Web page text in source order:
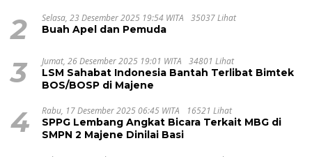
2 Selasa, 23 Desember 2025 19:54 WITA 35037 Lihat
Buah Apel dan Pemuda
3 Jumat, 26 Desember 2025 19:01 WITA 34801 Lihat
LSM Sahabat Indonesia Bantah Terlibat Bimtek
BOS/BOSP di Majene
4 Rabu, 17 Desember 2025 06:45 WITA 16521 Lihat
SPPG Lembang Angkat Bicara Terkait MBG di
SMPN 2 Majene Dinilai Basi